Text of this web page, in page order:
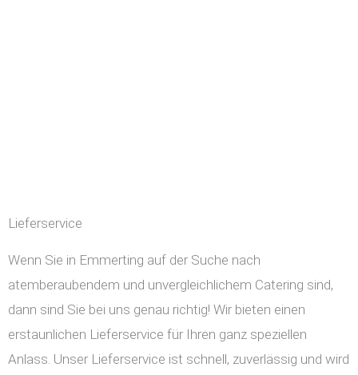
Lieferservice
Wenn Sie in Emmerting auf der Suche nach
atemberaubendem und unvergleichlichem Catering sind,
dann sind Sie bei uns genau richtig! Wir bieten einen
erstaunlichen Lieferservice für Ihren ganz speziellen
Anlass. Unser Lieferservice ist schnell, zuverlässig und wird